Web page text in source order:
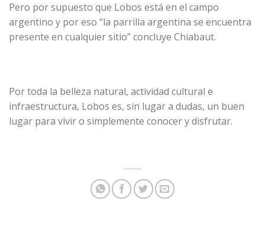
Pero por supuesto que Lobos está en el campo
argentino y por eso “la parrilla argentina se encuentra
presente en cualquier sitio” concluye Chiabaut.
Por toda la belleza natural, actividad cultural e
infraestructura, Lobos es, sin lugar a dudas, un buen
lugar para vivir o simplemente conocer y disfrutar.